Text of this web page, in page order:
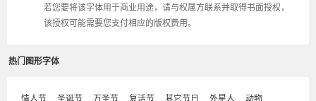
若您要将该字体用于商业用途，请与权属方联系并取得书面授权，
该授权可能需要您支付相应的版权费用。
热门图形字体
情人节 圣诞节 万圣节 复活节 其它节日 外星人
动物